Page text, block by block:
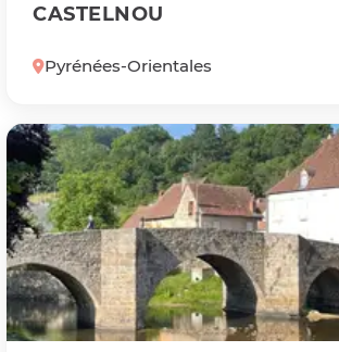
CASTELNOU
Pyrénées-Orientales